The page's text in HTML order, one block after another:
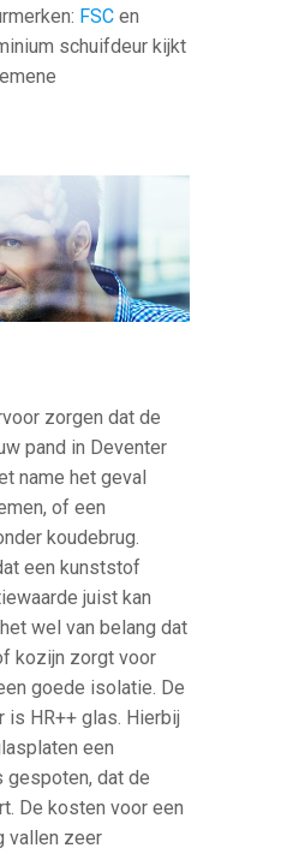
FSC en
schuifdeur kijkt
zorgen dat de
pand in Deventer
name het geval
of een
koudebrug.
een kunststof
juist kan
wel van belang dat
kozijn zorgt voor
goede isolatie. De
HR++ glas. Hierbij
een
dat de
De kosten voor een
vallen zeer